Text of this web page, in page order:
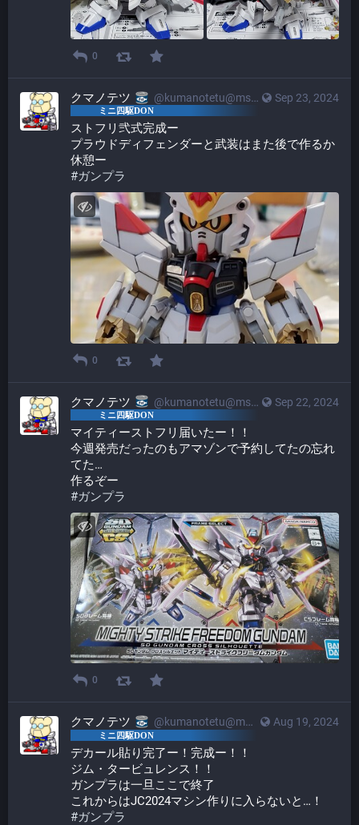
0
Sep 23, 2024
クマノテツ @kumanotetu@mstdn.mini4wd-engineer.com
ストフリ弐式完成ー
プラウドディフェンダーと武装はまた後で作るか
休憩ー
#ガンプラ
0
Sep 22, 2024
クマノテツ @kumanotetu@mstdn.mini4wd-engineer.com
マイティーストフリ届いたー！！
今週発売だったのもアマゾンで予約してたの忘れ
てた…
作るぞー
#ガンプラ
0
Aug 19, 2024
クマノテツ @kumanotetu@mstdn.mini4wd-engineer.com
デカール貼り完了ー！完成ー！！
ジム・タービュレンス！！
ガンプラは一旦ここで終了
これからはJC2024マシン作りに入らないと…！
#ガンプラ